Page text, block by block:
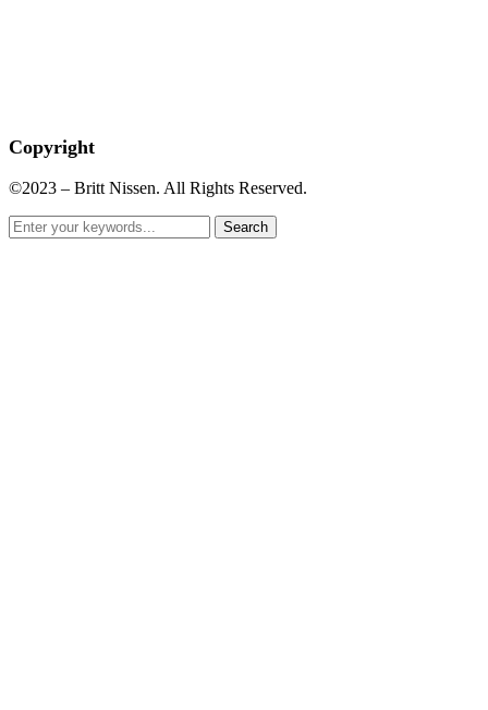
Copyright
©2023 – Britt Nissen. All Rights Reserved.